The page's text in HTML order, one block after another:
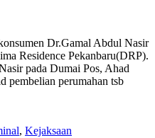
Dr.Gamal Abdul Nasir
Residence Pekanbaru(DRP).
pada Dumai Pos, Ahad
pembelian perumahan tsb
, Kejaksaan